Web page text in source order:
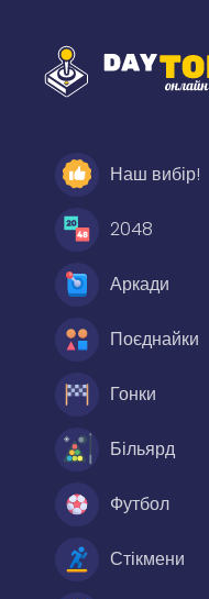
Наш вибір!
2048
Аркади
Поєднайки
Гонки
Більярд
Футбол
Стікмени